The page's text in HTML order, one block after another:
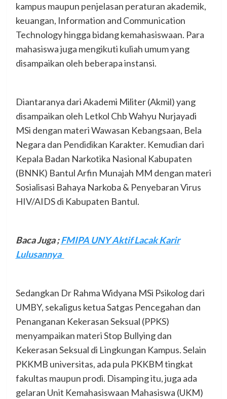
kampus maupun penjelasan peraturan akademik,
keuangan, Information and Communication
Technology hingga bidang kemahasiswaan. Para
mahasiswa juga mengikuti kuliah umum yang
disampaikan oleh beberapa instansi.
Diantaranya dari Akademi Militer (Akmil) yang
disampaikan oleh Letkol Chb Wahyu Nurjayadi
MSi dengan materi Wawasan Kebangsaan, Bela
Negara dan Pendidikan Karakter. Kemudian dari
Kepala Badan Narkotika Nasional Kabupaten
(BNNK) Bantul Arfin Munajah MM dengan materi
Sosialisasi Bahaya Narkoba & Penyebaran Virus
HIV/AIDS di Kabupaten Bantul.
Baca Juga ; FMIPA UNY Aktif Lacak Karir
Lulusannya
Sedangkan Dr Rahma Widyana MSi Psikolog dari
UMBY, sekaligus ketua Satgas Pencegahan dan
Penanganan Kekerasan Seksual (PPKS)
menyampaikan materi Stop Bullying dan
Kekerasan Seksual di Lingkungan Kampus. Selain
PKKMB universitas, ada pula PKKBM tingkat
fakultas maupun prodi. Disamping itu, juga ada
gelaran Unit Kemahasiswaan Mahasiswa (UKM)